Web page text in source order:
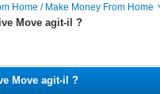
Home / Make Money From Home
Move agit-il ?
Move agit-il ?